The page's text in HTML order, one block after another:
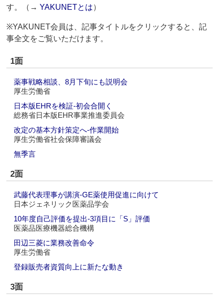
す。（→YAKUNETとは）
※YAKUNET会員は、記事タイトルをクリックすると、記
事全文をご覧いただけます。
1面
薬事戦略相談、8月下旬にも説明会
厚生労働省
日本版EHRを検証‐初会合開く
総務省日本版EHR事業推進委員会
改定の基本方針策定へ‐作業開始
厚生労働省社会保障審議会
無季言
2面
武藤代表理事が講演‐GE薬使用促進に向けて
日本ジェネリック医薬品学会
10年度自己評価を提出‐3項目に「S」評価
医薬品医療機器総合機構
田辺三菱に業務改善命令
厚生労働省
登録販売者資質向上に新たな動き
3面